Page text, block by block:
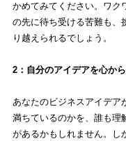
かめてみてください。ワク
の先に待ち受ける苦難も、
り越えられるでしょう。
2：自分のアイデアを心か
あなたのビジネスアイデア
満ちているのかを、誰も理
があるかもしれません。し